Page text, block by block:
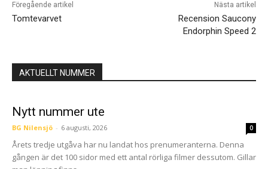
Föregående artikel
Tomtevarvet
Nästa artikel
Recension Saucony
Endorphin Speed 2
AKTUELLT NUMMER
Nytt nummer ute
BG Nilensjö - 6 augusti, 2026 0
Årets tredje utgåva har nu landat hos prenumeranterna. Denna
gången är det 100 sidor med ett antal rörliga filmer dessutom. Gillar